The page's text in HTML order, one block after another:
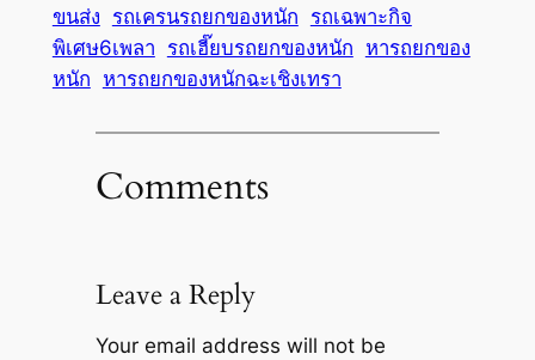
ขนส่ง รถเครนรถยกของหนัก รถเฉพาะกิจ
พิเศษ6เพลา รถเฮี๊ยบรถยกของหนัก หารถยกของ
หนัก หารถยกของหนักฉะเชิงเทรา
Comments
Leave a Reply
Your email address will not be